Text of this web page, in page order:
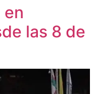
en
las 8 de